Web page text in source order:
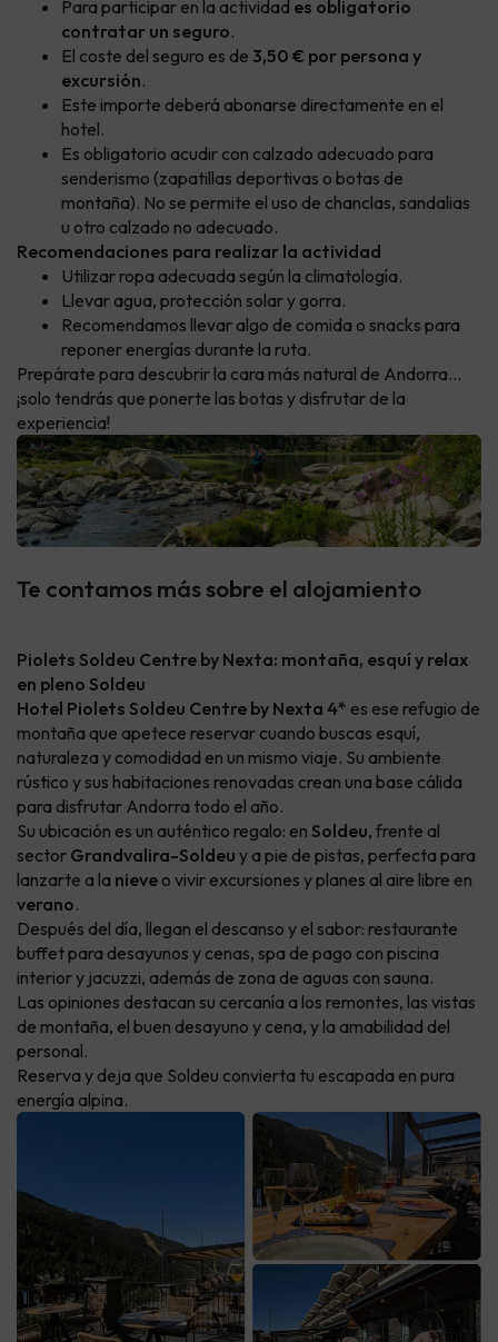
Para participar en la actividad es obligatorio
contratar un seguro.
El coste del seguro es de 3,50 € por persona y
excursión.
Este importe deberá abonarse directamente en el
hotel.
Es obligatorio acudir con calzado adecuado para
senderismo (zapatillas deportivas o botas de
montaña). No se permite el uso de chanclas, sandalias
u otro calzado no adecuado.
Recomendaciones para realizar la actividad
Utilizar ropa adecuada según la climatología.
Llevar agua, protección solar y gorra.
Recomendamos llevar algo de comida o snacks para
reponer energías durante la ruta.
Prepárate para descubrir la cara más natural de Andorra…
¡solo tendrás que ponerte las botas y disfrutar de la
experiencia!
Te contamos más sobre el alojamiento
Piolets Soldeu Centre by Nexta: montaña, esquí y relax
en pleno Soldeu
Hotel Piolets Soldeu Centre by Nexta 4* es ese refugio de
montaña que apetece reservar cuando buscas esquí,
naturaleza y comodidad en un mismo viaje. Su ambiente
rústico y sus habitaciones renovadas crean una base cálida
para disfrutar Andorra todo el año.
Su ubicación es un auténtico regalo: en Soldeu, frente al
sector Grandvalira-Soldeu y a pie de pistas, perfecta para
lanzarte a la nieve o vivir excursiones y planes al aire libre en
verano.
Después del día, llegan el descanso y el sabor: restaurante
buffet para desayunos y cenas, spa de pago con piscina
interior y jacuzzi, además de zona de aguas con sauna.
Las opiniones destacan su cercanía a los remontes, las vistas
de montaña, el buen desayuno y cena, y la amabilidad del
personal.
Reserva y deja que Soldeu convierta tu escapada en pura
energía alpina.